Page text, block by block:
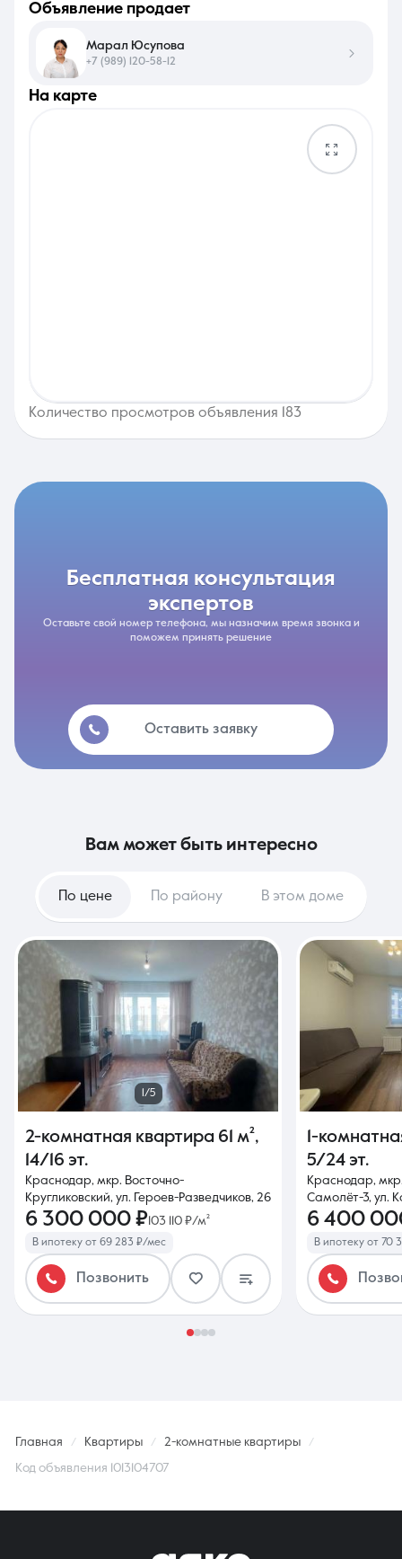
на карте
Количество просмотров объявления 183
объявление продает
Марал Юсупова
+7 (989) 120-58-12
бесплатная консультация
экспертов
Оставьте свой номер телефона, мы назначим время звонка и
поможем принять решение
Оставить заявку
вам может быть интересно
По цене По району В этом доме
1/5
2-комнатная квартира 61 м²,
14/16 эт.
Краснодар, мкр. Восточно-
Кругликовский, ул. Героев-Разведчиков, 26
6 300 000 ₽ 103 110 ₽/м²
В ипотеку от 69 283 ₽/мес
Позвонить
1-
5/24 эт.
Краснодар,
Самолёт-3, ул.
6 400
В ипотеку от 70
Главная Квартиры 2-комнатные квартиры
Код объявления 1013104707